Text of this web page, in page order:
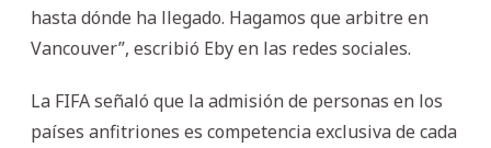
hasta dónde ha llegado. Hagamos que arbitre en
Vancouver”, escribió Eby en las redes sociales.
La FIFA señaló que la admisión de personas en los
países anfitriones es competencia exclusiva de cada